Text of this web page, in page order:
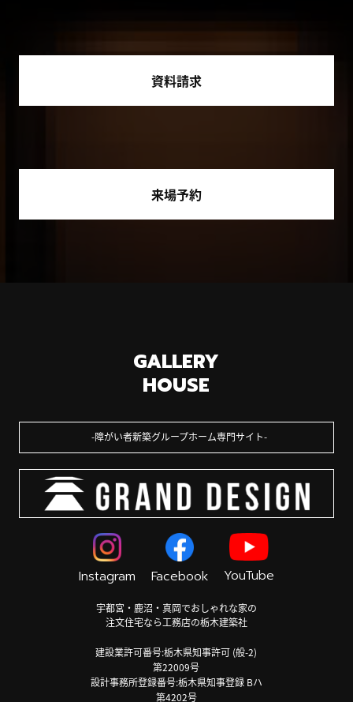
資料請求
来場予約
GALLERY
HOUSE
障がい者新築グループホーム専門サイト
Instagram Facebook YouTube
宇都宮・鹿沼・真岡でおしゃれな家の
注文住宅なら工務店の栃木建築社
建設業許可番号:栃木県知事許可 (般-2)
第22009号
設計事務所登録番号:栃木県知事登録 Bハ
第4202号